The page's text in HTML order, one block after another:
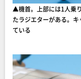
▲機首。上部には1人乗
たラジエターがある。
ている